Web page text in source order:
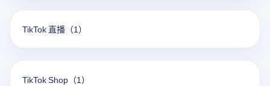
TikTok 直播 （1）
TikTok Shop （1）